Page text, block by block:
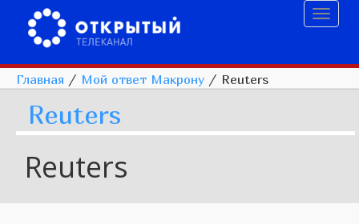
Главная / Мой ответ Макрону / Reuters
Reuters
Reuters